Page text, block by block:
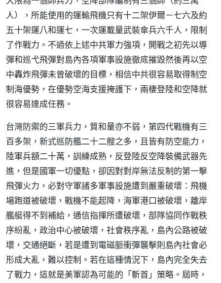
人），所能使用的運輸飛機只有十二架伊爾－七六及約
五十架運八和運七，一次運載量武裝傘兵六千人，限制
了作戰力。不過依上述中共軍力強項，開戰之初先以導
彈和巡弋飛彈對島內各項軍事設施徹底摧毀然後再以空
中轟炸飛彈未曾破壞的目標，相信中共很容易取得制空
制海優勢，在優勢空海支援掩護下，兩棲登陸和空降就
很容易達成任務。
台灣防禦的三軍兵力，質和量亦不弱，第四代戰機有三
百多架，新式巡防艦二十二艘之多，且皆有防空能力，
陸軍兵額二十萬，訓練成熟，反登陸反空降裝備武器先
進，但是國軍一切優點，卻因對對岸無法反制的第一擊
飛彈火力，必對守軍諸多軍事設施遭到嚴重破壞：飛機
場跑道被破壞，戰機不能起降，海軍港口被破壞，離岸
艦艇得不到補給，通信指揮所遭破壞，部隊協同作戰秩
序紛亂，政治中心被破壞，社會秩序亂，島內公路被破
壞，交通絕斷，若是遭到電磁脈衝彈襲擊則島內社會必
形成大亂，難以控制。若在這種情況下，島內完全失去
了戰力，這就是美軍認為可能的「斬首」策略。屆時，